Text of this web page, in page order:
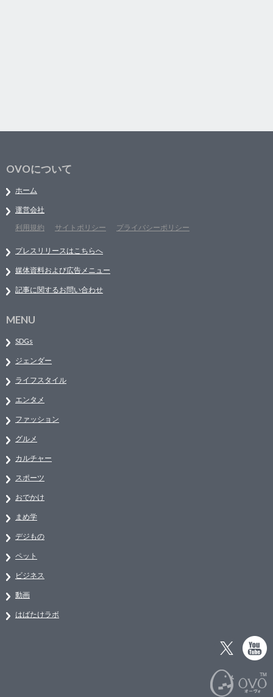
OVOについて
ホーム
運営会社
利用規約
サイトポリシー プライバシーポリシー
プレスリリースはこちらへ
媒体資料および広告メニュー
記事に関するお問い合わせ
MENU
SDGs
ジェンダー
ライフスタイル
エンタメ
ファッション
グルメ
カルチャー
スポーツ
おでかけ
まめ学
デジもの
ペット
ビジネス
動画
はばたけラボ